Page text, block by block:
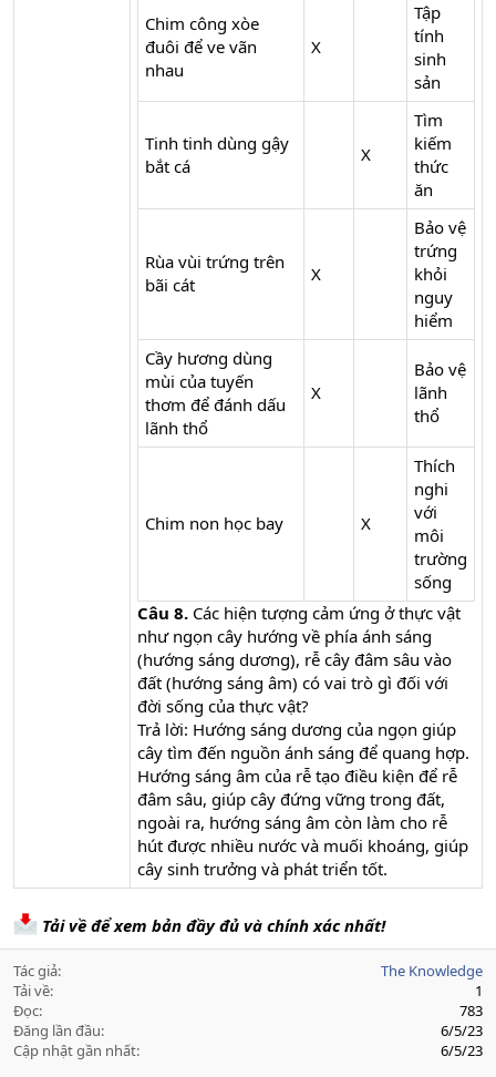
Chim công xòe
đuôi để ve vãn
nhau
X
Tập
tính
sinh
sản
Tinh tinh dùng gậy
bắt cá
X
Tìm
kiếm
thức
ăn
Rùa vùi trứng trên
bãi cát
X
Bảo vệ
trứng
khỏi
nguy
hiểm
Cầy hương dùng
mùi của tuyến
thơm để đánh dấu
lãnh thổ
X
Bảo vệ
lãnh
thổ
Chim non học bay X
Thích
nghi
với
môi
trường
sống
Câu 8. Các hiện tượng cảm ứng ở thực vật
như ngọn cây hướng về phía ánh sáng
(hướng sáng dương), rễ cây đâm sâu vào
đất (hướng sáng âm) có vai trò gì đối với
đời sống của thực vật?
Trả lời: Hướng sáng dương của ngọn giúp
cây tìm đến nguồn ánh sáng để quang hợp.
Hướng sáng âm của rễ tạo điều kiện để rễ
đâm sâu, giúp cây đứng vững trong đất,
ngoài ra, hướng sáng âm còn làm cho rễ
hút được nhiều nước và muối khoáng, giúp
cây sinh trưởng và phát triển tốt.
Tải về để xem bản đầy đủ và chính xác nhất!
Tác giả
The Knowledge
Tải về
1
Đọc
783
Đăng lần đầu
6/5/23
Cập nhật gần nhất
6/5/23